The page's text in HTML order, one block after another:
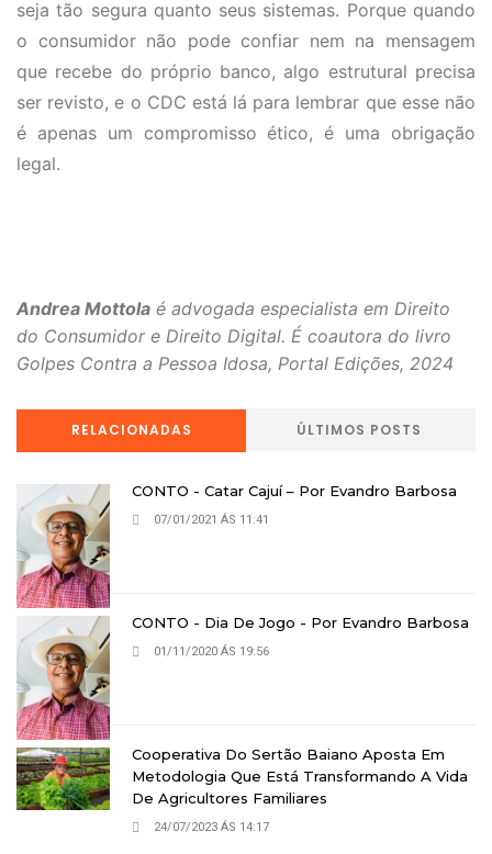
seja tão segura quanto seus sistemas. Porque quando
o consumidor não pode confiar nem na mensagem
que recebe do próprio banco, algo estrutural precisa
ser revisto, e o CDC está lá para lembrar que esse não
é apenas um compromisso ético, é uma obrigação
legal.
Andrea Mottola é advogada especialista em Direito
do Consumidor e Direito Digital. É coautora do livro
Golpes Contra a Pessoa Idosa, Portal Edições, 2024
RELACIONADAS ÚLTIMOS POSTS
CONTO - Catar Cajuí – Por Evandro Barbosa
07/01/2021 ÁS 11:41
CONTO - Dia De Jogo - Por Evandro Barbosa
01/11/2020 ÁS 19:56
Cooperativa Do Sertão Baiano Aposta Em
Metodologia Que Está Transformando A Vida
De Agricultores Familiares
24/07/2023 ÁS 14:17